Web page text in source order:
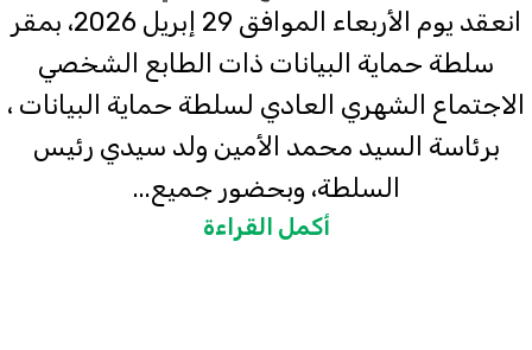
انعقد يوم الأربعاء الموافق 29 إبريل 2026، بمقر
سلطة حماية البيانات ذات الطابع الشخصي
الاجتماع الشهري العادي لسلطة حماية البيانات ،
برئاسة السيد محمد الأمين ولد سيدي رئيس
السلطة، وبحضور جميع...
أكمل القراءة